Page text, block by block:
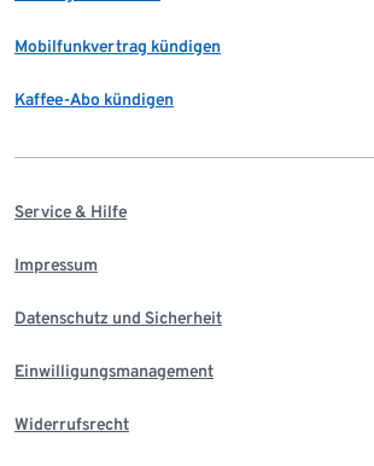
Mobilfunkvertrag kündigen
Kaffee-Abo kündigen
Service & Hilfe
Impressum
Datenschutz und Sicherheit
Einwilligungsmanagement
Widerrufsrecht